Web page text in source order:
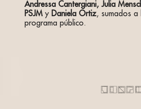
Andressa Cantergiani, Julia
PSJM y Daniela Ortiz, sumados a
programa público.